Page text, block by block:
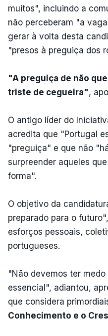
muitos", incluindo a
não perceberam "a
gerar à volta desta
"presos à preguiça dos
"A preguiça de não
triste de cegueira",
O antigo líder do
acredita que "Portugal
"preguiça" e que não
surpreender aqueles
forma".
O objetivo da
preparado para o
esforços pessoais,
portugueses.
"Não devemos ter medo
essencial", adiantou,
que considera
Conhecimento e o